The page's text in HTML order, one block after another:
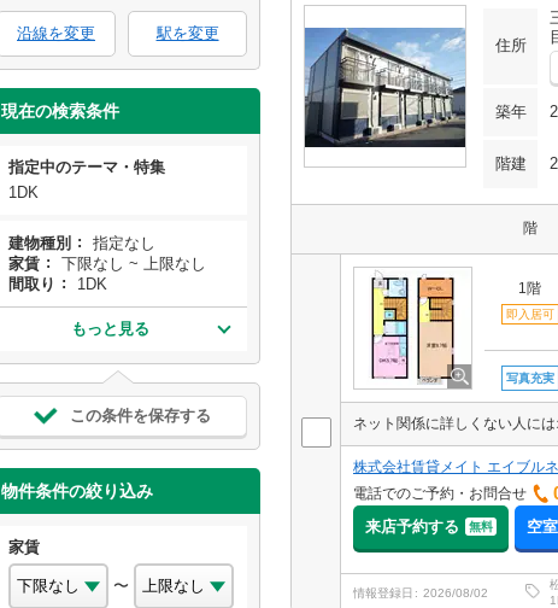
沿線を変更 駅を変更
現在の検索条件
指定中のテーマ・特集
1DK
建物種別
指定なし
家賃
下限なし ~ 上限なし
間取り
1DK
もっと見る
この条件を保存する
物件条件の絞り込み
家賃
〜
住所
築年
階建
階
1階
即入居可
写真充実
株式会社賃貸メイト エイブル
電話でのご予約・お問合せ
来店予約する 無料 空
情報登録日 2026/08/02